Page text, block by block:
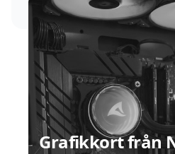
Grafikkort från